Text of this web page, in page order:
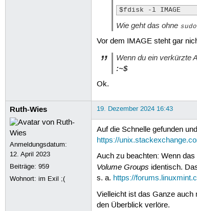
$fdisk -l IMAGE
Wie geht das ohne sudo
Vor dem IMAGE steht gar
Wenn du ein verkürzte
:~$
Ok.
Ruth-Wies
Anmeldungsdatum:
12. April 2023
Beiträge:959
Wohnort: im Exil ;(
19. Dezember 2024 16:43
Auf die Schnelle gefunden
https://
Auch zu beachten: Wenn
Volume Groups identisch.
s. a. https://
Vielleicht ist das Ganze auch
den Überblick verlöre.